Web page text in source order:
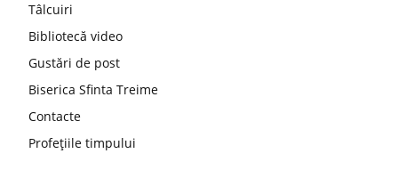
Tâlcuiri
Bibliotecă video
Gustări de post
Biserica Sfinta Treime
Contacte
Profețiile timpului